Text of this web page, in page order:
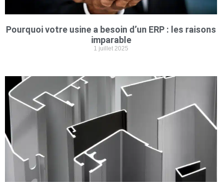
Pourquoi votre usine a besoin d’un ERP : les raisons
imparable
1 juillet 2025